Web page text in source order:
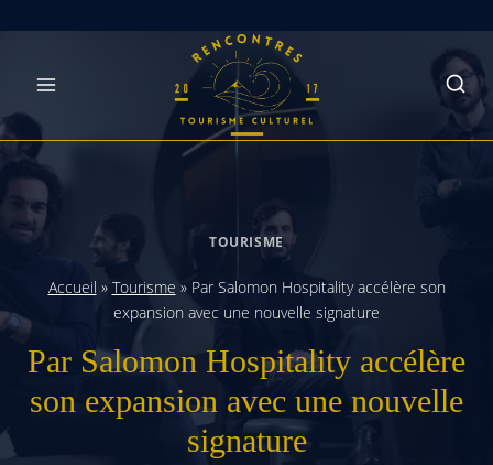
TOURISME
Accueil » Tourisme » Par Salomon Hospitality accélère son
expansion avec une nouvelle signature
Par Salomon Hospitality accélère
son expansion avec une nouvelle
signature